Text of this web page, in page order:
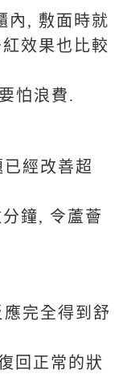
內, 敷面時就
效果也比較
怕浪費.
經改善超
鐘, 令蘆薈
完全得到舒
回正常的狀